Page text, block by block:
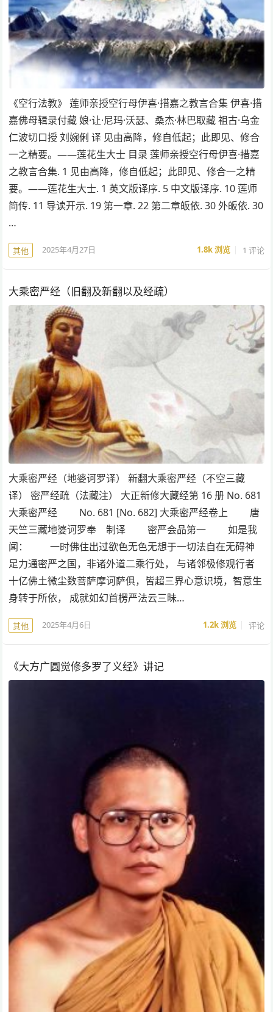
《空行法教》 莲师亲授空行母伊喜·措嘉之教言合集 伊喜·措
嘉佛母辑录付藏 娘·让·尼玛·沃瑟、桑杰·林巴取藏 祖古·乌金
仁波切口授 刘婉俐 译 见由高降，修自低起；此即见、修合
一之精要。——莲花生大士 目录 莲师亲授空行母伊喜·措嘉
之教言合集. 1 见由高降，修自低起；此即见、修合一之精
要。——莲花生大士. 1 英文版译序. 5 中文版译序. 10 莲师
简传. 11 导读开示. 19 第一章. 22 第二章皈依. 30 外皈依. 30
…
其他 2025年4月27日 1.8k浏览 1 评论
大乘密严经（旧翻及新翻以及经疏）
大乘密严经（地婆诃罗译） 新翻大乘密严经（不空三藏
译） 密严经疏（法藏注） 大正新修大藏经第 16 册 No. 681
大乘密严经 No. 681 [No. 682] 大乘密严经卷上 唐
天竺三藏地婆诃罗奉 制译 密严会品第一 如是我
闻： 一时佛住出过欲色无色无想于一切法自在无碍神
足力通密严之国，非诸外道二乘行处， 与诸邻极修观行者
十亿佛土微尘数菩萨摩诃萨俱，皆超三界心意识境，智意生
身转于所依， 成就如幻首楞严法云三昧…
其他 2025年4月6日 1.2k浏览 评论
《大方广圆觉修多罗了义经》讲记